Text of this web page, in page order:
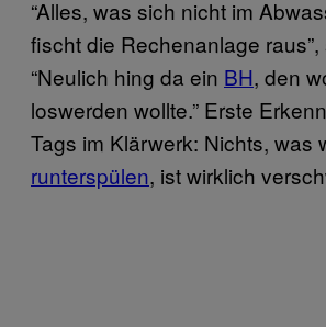
“Alles, was sich nicht im
fischt die Rechenanlage
“Neulich hing da ein BH, den
loswerden wollte.” Erste
Tags im Klärwerk: Nichts, was
runterspülen, ist wirklich